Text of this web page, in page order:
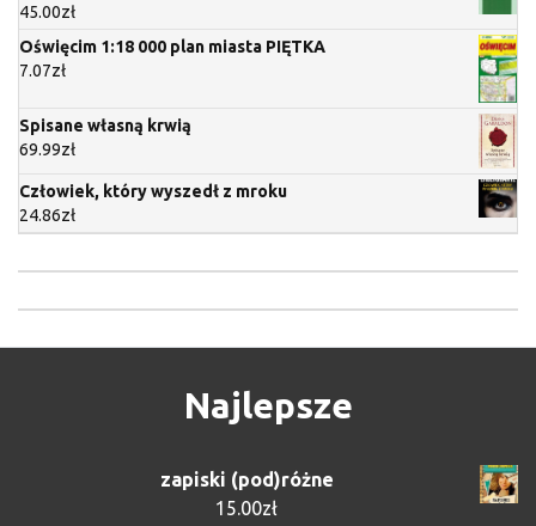
45.00zł
Oświęcim 1:18 000 plan miasta PIĘTKA
7.07zł
Spisane własną krwią
69.99zł
Człowiek, który wyszedł z mroku
24.86zł
Najlepsze
zapiski (pod)różne
15.00zł